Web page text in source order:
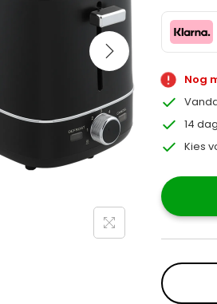
Nog
14
Kies